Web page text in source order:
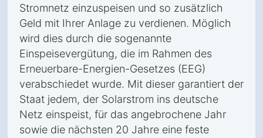
Stromnetz einzuspeisen und so zusätzlich
Geld mit Ihrer Anlage zu verdienen. Möglich
wird dies durch die sogenannte
Einspeisevergütung, die im Rahmen des
Erneuerbare-Energien-Gesetzes (EEG)
verabschiedet wurde. Mit dieser garantiert der
Staat jedem, der Solarstrom ins deutsche
Netz einspeist, für das angebrochene Jahr
sowie die nächsten 20 Jahre eine feste